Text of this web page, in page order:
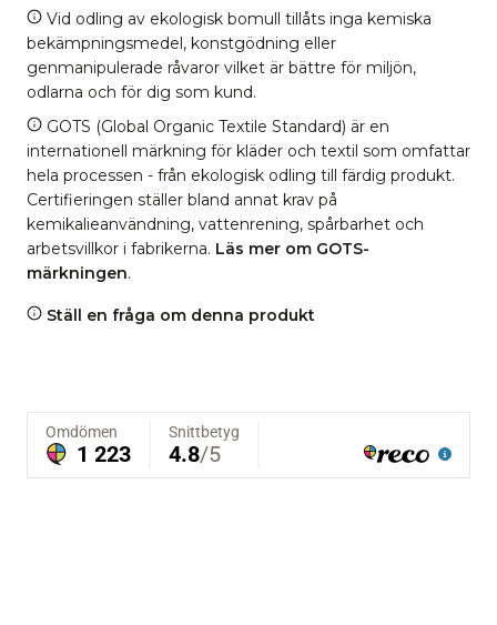
Vid odling av ekologisk bomull tillåts inga kemiska
bekämpningsmedel, konstgödning eller
genmanipulerade råvaror vilket är bättre för miljön,
odlarna och för dig som kund.
GOTS (Global Organic Textile Standard) är en
internationell märkning för kläder och textil som omfattar
hela processen - från ekologisk odling till färdig produkt.
Certifieringen ställer bland annat krav på
kemikalieanvändning, vattenrening, spårbarhet och
arbetsvillkor i fabrikerna. Läs mer om GOTS-
märkningen.
Ställ en fråga om denna produkt